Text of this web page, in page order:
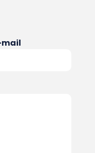
mail